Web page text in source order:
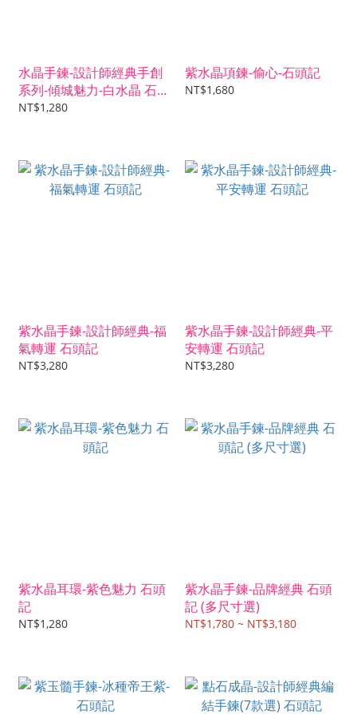
水晶手鍊-設計師經典手創
系列-傾城魅力-白水晶 石頭
記
NT$1,280
紫水晶項鍊-偷心-石頭記
NT$1,680
紫水晶手鍊-設計師經典-福
氣轉運 石頭記
NT$3,280
紫水晶手鍊-設計師經典-平
安轉運 石頭記
NT$3,280
紫水晶耳環-紫色魅力 石頭
記
NT$1,280
紫水晶手鍊-品牌經典 石頭
記 (多尺寸選)
NT$1,780 ~ NT$3,180